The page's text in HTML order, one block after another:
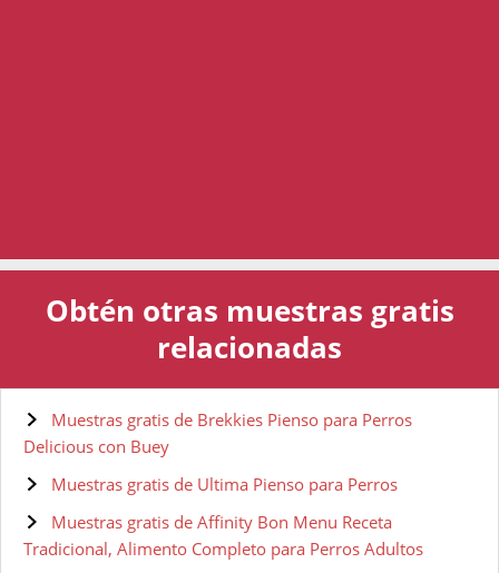
Obtén otras muestras gratis
relacionadas
Muestras gratis de Brekkies Pienso para Perros
Delicious con Buey
Muestras gratis de Ultima Pienso para Perros
Muestras gratis de Affinity Bon Menu Receta
Tradicional, Alimento Completo para Perros Adultos